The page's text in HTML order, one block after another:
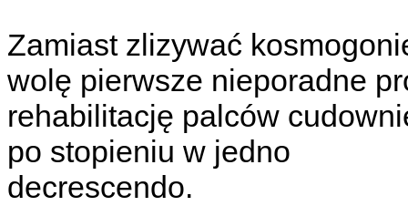
Zamiast zlizywać
wolę pierwsze nieporadne
rehabilitację palców
po stopieniu w jedno
decrescendo.